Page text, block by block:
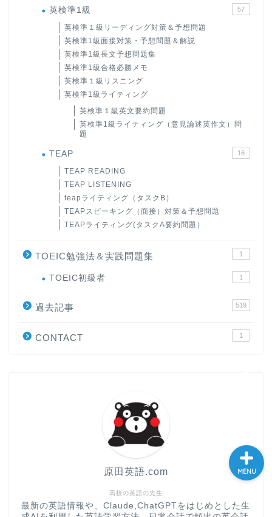
英検準1級 57
英検準１級リーディング対策＆予想問題
英検準1級面接対策・予想問題＆解説
英検準1級長文予想問題集
英検準1級合格必勝メモ
英検準１級リスニング
英検準1級ライティング
英検準１級英文要約問題
英検準1級ライティング（意見論述英作文）問
題
TEAP 16
TEAP READING
TEAP LISTENING
teapライティング（タスクB）
TEAPスピーキング（面接）対策＆予想問題
TEAPライティング(タスクA要約問題）
TOEIC勉強法＆実践問題集 1
TOEIC初級者 1
過去記事 519
CONTACT 1
高校の英語の先生
原田英語.com
最新の英語情報や、Claude,ChatGPTをはじめとした生
MENU
原田高志の”ほぼ日刊”英語
学習＆大学入試英語コラム
“シン”・英会話スピード表
大学入試英語対策講座